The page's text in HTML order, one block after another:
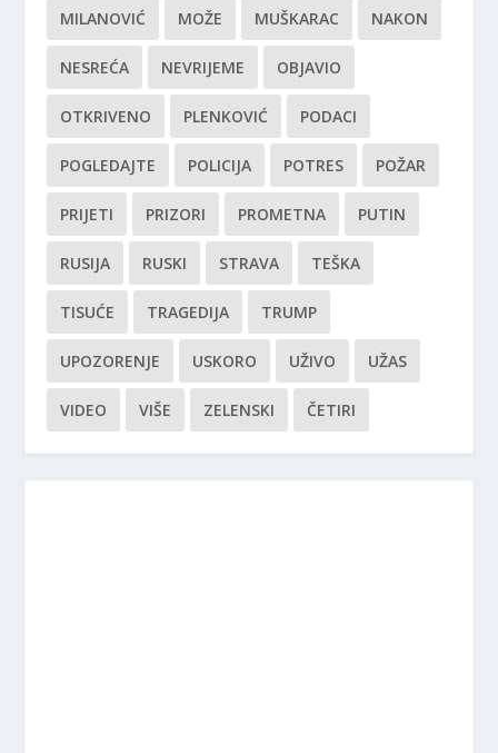
MILANOVIĆ MOŽE MUŠKARAC NAKON
NESREĆA NEVRIJEME OBJAVIO
OTKRIVENO PLENKOVIĆ PODACI
POGLEDAJTE POLICIJA POTRES POŽAR
PRIJETI PRIZORI PROMETNA PUTIN
RUSIJA RUSKI STRAVA TEŠKA
TISUĆE TRAGEDIJA TRUMP
UPOZORENJE USKORO UŽIVO UŽAS
VIDEO VIŠE ZELENSKI ČETIRI